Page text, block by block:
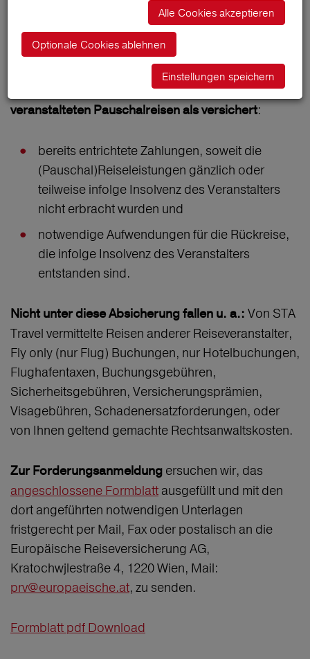
Pauschalreiseverordnung für den Fall der
Zahlungsunfähigkeit (Insolvenz) bei uns als
Abwickler hinterlegt.
Gemäß PRV gelten für die von STA Travel GmbH
veranstalteten Pauschalreisen als versichert:
bereits entrichtete Zahlungen, soweit die
(Pauschal)Reiseleistungen gänzlich oder
teilweise infolge Insolvenz des Veranstalters
nicht erbracht wurden und
notwendige Aufwendungen für die Rückreise,
die infolge Insolvenz des Veranstalters
entstanden sind.
Nicht unter diese Absicherung fallen u. a.: Von STA
Travel vermittelte Reisen anderer Reiseveranstalter,
Fly only (nur Flug) Buchungen, nur Hotelbuchungen,
Flughafentaxen, Buchungsgebühren,
Sicherheitsgebühren, Versicherungsprämien,
Visagebühren, Schadenersatzforderungen, oder
von Ihnen geltend gemachte Rechtsanwaltskosten.
Zur Forderungsanmeldung ersuchen wir, das
angeschlossene Formblatt ausgefüllt und mit den
dort angeführten notwendigen Unterlagen
fristgerecht per Mail, Fax oder postalisch an die
Europäische Reiseversicherung AG,
Kratochwjlestraße 4, 1220 Wien, Mail:
prv@europaeische.at, zu senden.
Formblatt pdf Download
Alle Cookies akzeptieren
Optionale Cookies ablehnen
Einstellungen speichern